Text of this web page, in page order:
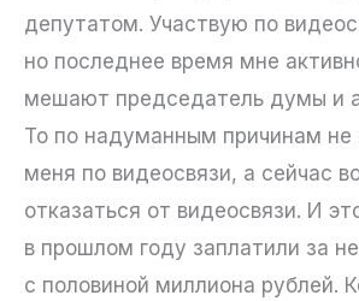
депутатом. Участвую по
но последнее время мне
мешают председатель думы и
То по надуманным причинам не
меня по видеосвязи, а сейчас
отказаться от видеосвязи. И
в прошлом году заплатили за
с половиной миллиона рублей.